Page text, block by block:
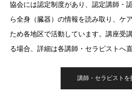
協会には認定制度があり、認定講師
ら全身（臓器）の情報を読み取り、ケ
ため各地区で活動しています。講座受
る場合、詳細は各講師・セラピストへ
講師・セラピストを